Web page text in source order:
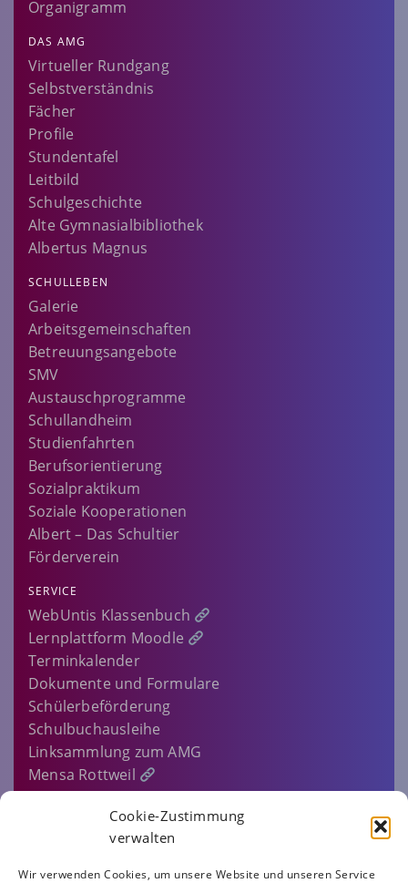
Cookie-Zustimmung
verwalten
Wir verwenden Cookies, um unsere Website und unseren Service
Organigramm
DAS AMG
Virtueller Rundgang
Selbstverständnis
Fächer
Profile
Stundentafel
Leitbild
Schulgeschichte
Alte Gymnasialbibliothek
Albertus Magnus
SCHULLEBEN
Galerie
Arbeitsgemeinschaften
Betreuungsangebote
SMV
Austauschprogramme
Schullandheim
Studienfahrten
Berufsorientierung
Sozialpraktikum
Soziale Kooperationen
Albert – Das Schultier
Förderverein
SERVICE
WebUntis Klassenbuch
Lernplattform Moodle
Terminkalender
Dokumente und Formulare
Schülerbeförderung
Schulbuchausleihe
Linksammlung zum AMG
Mensa Rottweil
Sitemap
IMPRESSUM